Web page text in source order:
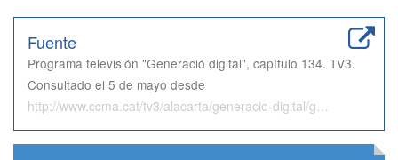
Fuente
Programa televisión "Generació digital", capítulo 134. TV3.
Consultado el 5 de mayo desde
http://www.ccma.cat/tv3/alacarta/generacio-digital/generacio-digital-capitol-134/video/5481778/